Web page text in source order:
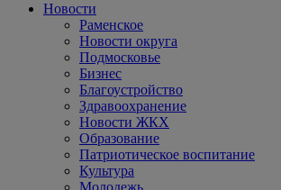
Новости
Раменское
Новости округа
Подмосковье
Бизнес
Благоустройство
Здравоохранение
Новости ЖКХ
Образование
Патриотическое воспитание
Культура
Молодежь